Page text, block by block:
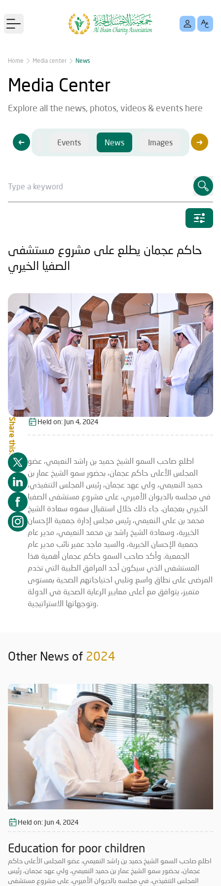
Open main menu
Home Media center News
Media Center
Explore all the news, photos, videos & events here
Videos Events News Images Videos
حاكم عجمان يطلع على مشروع مستشفى
الصفيا الخيري
Share this: Held on: Jun 4, 2024
اطلع صاحب السمو الشيخ حميد بن راشد النعيمي، عضو
المجلس الأعلى حاكم عجمان، بحضور سمو الشيخ عمار بن
حميد النعيمي، ولي عهد عجمان، رئيس المجلس التنفيذي،
في مجلسه بالديوان الأميري، على مشروع مستشفى الصفيا
الخيري بعجمان. جاء ذلك خلال استقبال سموه سعادة الشيخ
محمد بن علي النعيمي، رئيس مجلس إدارة جمعية الإحسان
الخيرية، وسعادة الشيخ راشد بن محمد النعيمي، مدير عام
جمعية الإحسان الخيرية، والسيد ماجد عمير نائب مدير عام
الجمعية. وأكد صاحب السمو حاكم عجمان أهمية هذا
المستشفى الذي سيكون أحد المرافق الطبية التي تخدم
المرضى على نطاق واسع وتلبي احتياجاتهم الصحية بمستوى
متميز، يتوافق مع أعلى معايير الرعاية الصحية في الدولة
وتوجهاتها الاستراتيجية.
Other News of 2024
Held on: Jun 4, 2024
Education for poor children
اطلع صاحب السمو الشيخ حميد بن راشد النعيمي، عضو المجلس الأعلى حاكم
عجمان، بحضور سمو الشيخ عمار بن حميد النعيمي، ولي عهد عجمان، رئيس
المجلس التنفيذي، في مجلسه بالديوان الأميري، على مشروع مستشفى